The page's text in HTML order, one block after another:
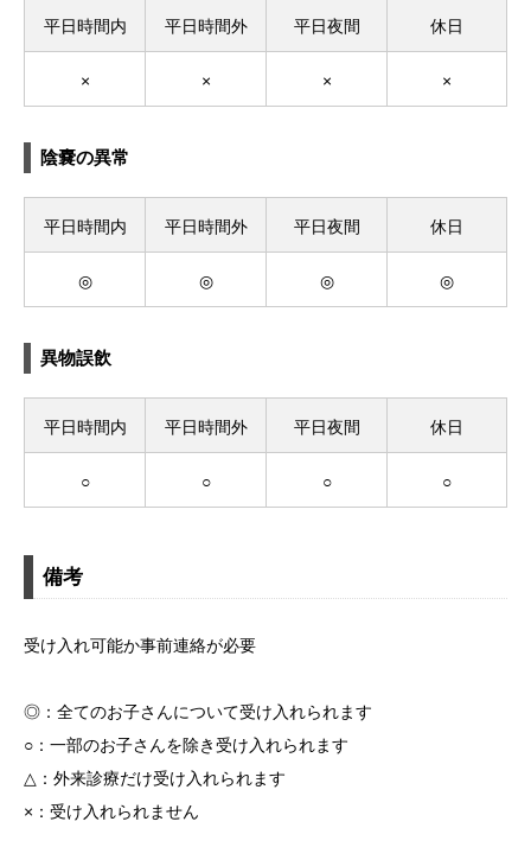
平日時間内 平日時間外 平日夜間 休日
× × × ×
陰嚢の異常
平日時間内 平日時間外 平日夜間 休日
◎ ◎ ◎ ◎
異物誤飲
平日時間内 平日時間外 平日夜間 休日
○ ○ ○ ○
備考
受け入れ可能か事前連絡が必要
◎：全てのお子さんについて受け入れられます
○：一部のお子さんを除き受け入れられます
△：外来診療だけ受け入れられます
×：受け入れられません